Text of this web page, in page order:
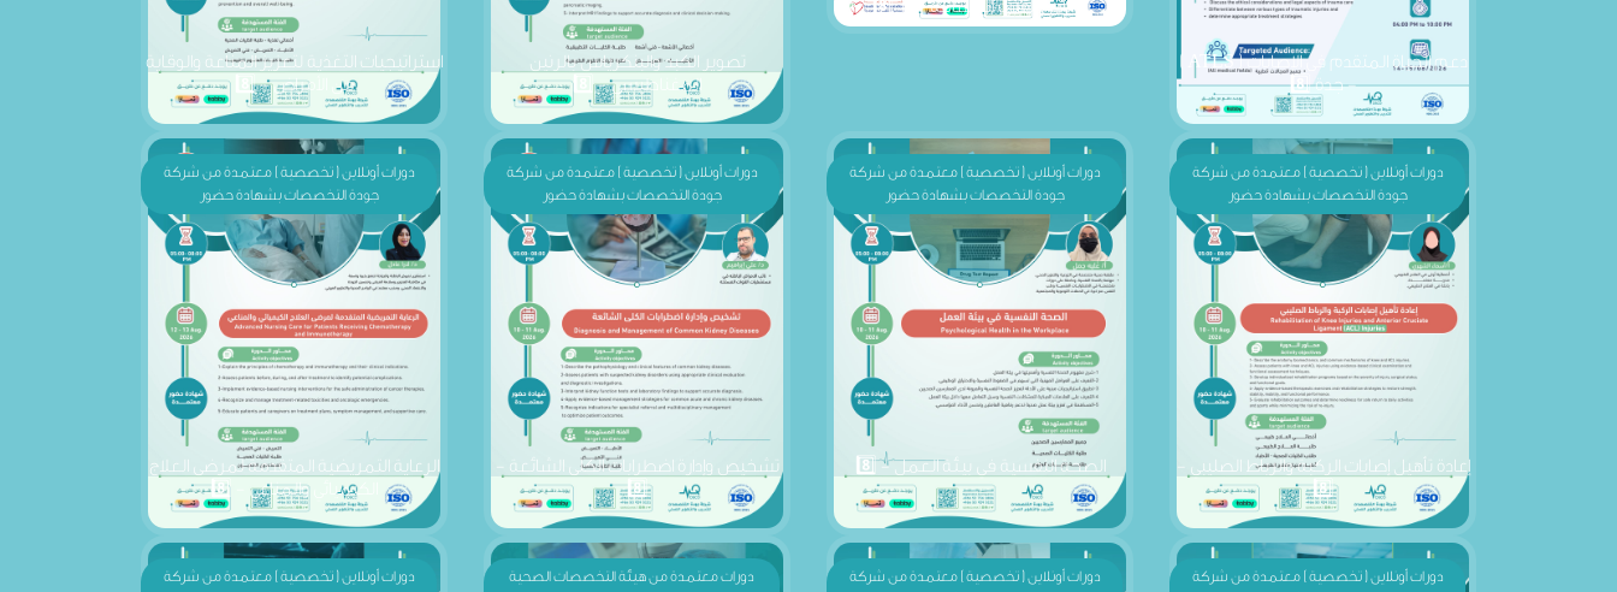
- جدة 8️⃣
تصوير الكبد والبنكرياس بالرنين
المغناطيسي - 8️⃣
استراتيجيات التغذية لتعزيز المناعة والوقاية
من الأمراض - 8️⃣
دورات أونلاين ( تخصصية ) معتمدة من شركة
جودة التخصصات بشهادة حضور
إعادة تأهيل إصابات الركبة والرباط الصليبي -
8️⃣
الصحة النفسية في بيئة العمل - 8️⃣
دورات أونلاين ( تخصصية ) معتمدة من شركة
جودة التخصصات بشهادة حضور
تشخيص وإدارة اضطرابات الكلى الشائعة -
8️⃣
دورات أونلاين ( تخصصية ) معتمدة من شركة
جودة التخصصات بشهادة حضور
الرعاية التمريضية المتقدمة لمرضى العلاج
الكيميائي والمناعي - 8️⃣
دورات أونلاين ( تخصصية ) معتمدة من شركة
جودة التخصصات بشهادة حضور
دورات أونلاين ( تخصصية ) معتمدة من شركة
جودة التخصصات بشهادة حضور
دورات معتمدة من هيئة التخصصات الصحية
CME
دورات أونلاين ( تخصصية ) معتمدة من شركة
جودة التخصصات بشهادة حضور